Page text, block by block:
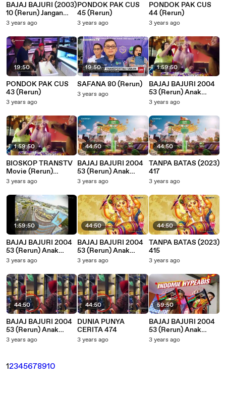
BAJAJ BAJURI (2003)
10 (Rerun) Jangan
Kembalikan Sakit
3 years ago
19:50
PONDOK PAK CUS
43 (Rerun)
3 years ago
1:59:50
BIOSKOP TRANSTV
Movie (Rerun)
HOTEL ARTEMIS
3 years ago
1:59:50
BAJAJ BAJURI 2004
53 (Rerun) Anak
Kiper Duit Muter
3 years ago
44:50
BAJAJ BAJURI 2004
53 (Rerun) Anak
Kiper Duit Muter
3 years ago
PONDOK PAK CUS
45 (Rerun)
3 years ago
19:50
SAFANA 80 (Rerun)
3 years ago
44:50
BAJAJ BAJURI 2004
53 (Rerun) Anak
Kiper Duit Muter
3 years ago
44:50
BAJAJ BAJURI 2004
53 (Rerun) Anak
Kiper Duit Muter
3 years ago
44:50
DUNIA PUNYA
CERITA 474
3 years ago
PONDOK PAK CUS
44 (Rerun)
3 years ago
1:59:50
BAJAJ BAJURI 2004
53 (Rerun) Anak
Kiper Duit Muter
3 years ago
44:50
TANPA BATAS (2023)
417
3 years ago
44:50
TANPA BATAS (2023)
415
3 years ago
59:50
BAJAJ BAJURI 2004
53 (Rerun) Anak
Kiper Duit Muter
3 years ago
12345678910